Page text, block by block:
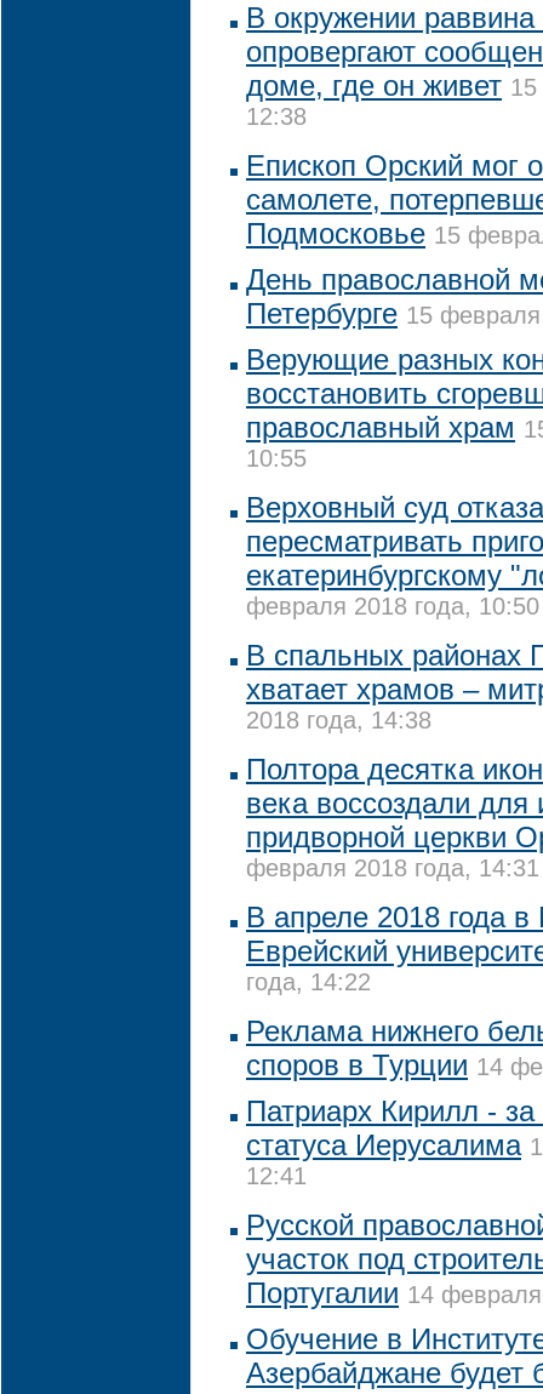
В окружении
опровергают
доме, где он живет
12:38
Епископ Орский мог
самолете,
Подмосковье 15
День православной
Петербурге 15 февраля
Верующие разных
восстановить
православный храм
10:55
Верховный суд
пересматривать
екатеринбургскому
февраля 2018 года, 10:50
В спальных районах
хватает храмов –
2018 года, 14:38
Полтора десятка
века воссоздали для
придворной церкви
февраля 2018 года, 14:31
В апреле 2018 года
Еврейский
года, 14:22
Реклама нижнего
споров в Турции 14
Патриарх Кирилл - за
статуса Иерусалима
12:41
Русской
участок под
Португалии 14
Обучение в
Азербайджане будет